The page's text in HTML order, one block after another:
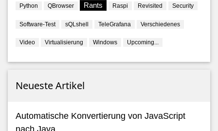
Python QBrowser Rants Raspi Revisited Security
Software-Test sQLshell TeleGrafana Verschiedenes
Video Virtualisierung Windows Upcoming...
Neueste Artikel
Automatische Konvertierung von JavaScript
nach Java